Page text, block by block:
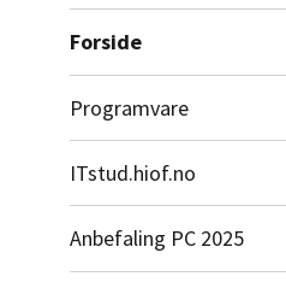
Forside
Programvare
ITstud.hiof.no
Anbefaling PC 2025